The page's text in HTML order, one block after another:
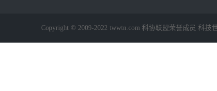
Copyright © 2009-2022 twwtn.com 科协联盟荣誉成员 科